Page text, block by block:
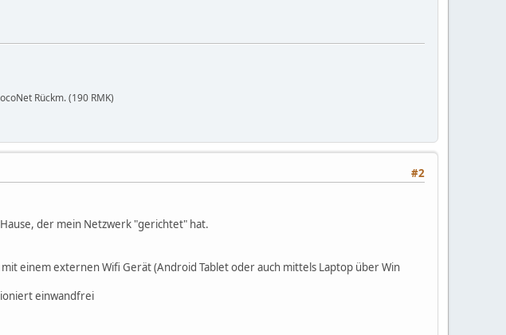
Rückm. (190 RMK)
#2
der mein Netzwerk "gerichtet" hat.
einem externen Wifi Gerät (Android Tablet oder auch mittels Laptop über Win
einwandfrei